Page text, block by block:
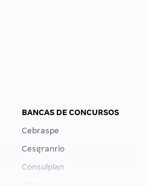
BANCAS DE CONCURSOS
Cebraspe
Cesgranrio
Consulplan